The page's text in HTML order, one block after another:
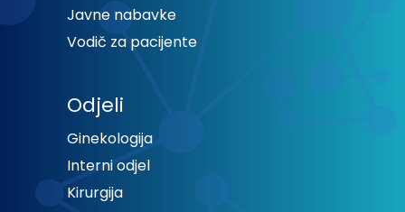
Javne nabavke
Vodič za pacijente
Odjeli
Ginekologija
Interni odjel
Kirurgija